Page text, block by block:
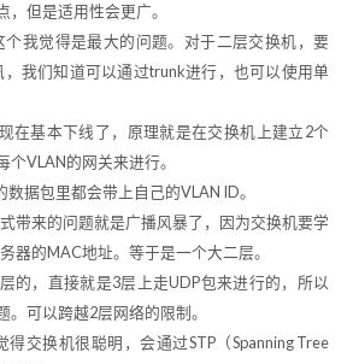
，但是适用性会更广。
个我觉得是最大的问题。对于二层交换机，要
，我们知道可以通过trunk进行，也可以使用单
在基本下线了，原理就是在交换机上建立2个
个VLAN的网关来进行。
据包里都会带上自己的VLAN ID。
带来的问题就是广播风暴了，因为交换机要学
器的MAC地址。等于是一个大二层。
的，直接就是3层上走UDP包来进行的，所以
。可以跨越2层网络的限制。
得交换机很聪明，会通过STP（Spanning Tree